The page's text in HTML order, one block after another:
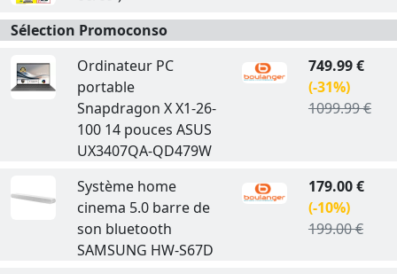
Sélection Promoconso
Ordinateur PC
portable
Snapdragon X X1-26-
100 14 pouces ASUS
UX3407QA-QD479W
749.99 €
(-31%)
1099.99 €
Système home
cinema 5.0 barre de
son bluetooth
SAMSUNG HW-S67D
179.00 €
(-10%)
199.00 €